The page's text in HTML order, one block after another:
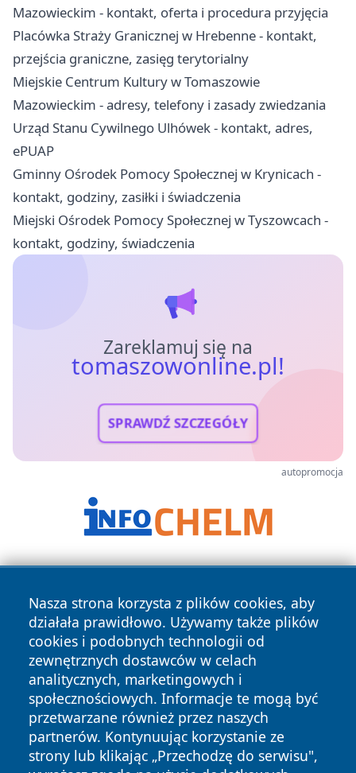
Mazowieckim - kontakt, oferta i procedura przyjęcia
Placówka Straży Granicznej w Hrebenne - kontakt,
przejścia graniczne, zasięg terytorialny
Miejskie Centrum Kultury w Tomaszowie
Mazowieckim - adresy, telefony i zasady zwiedzania
Urząd Stanu Cywilnego Ulhówek - kontakt, adres,
ePUAP
Gminny Ośrodek Pomocy Społecznej w Krynicach -
kontakt, godziny, zasiłki i świadczenia
Miejski Ośrodek Pomocy Społecznej w Tyszowcach -
kontakt, godziny, świadczenia
Zareklamuj się na
tomaszowonline.pl!
SPRAWDŹ SZCZEGÓŁY
autopromocja
Nasza strona korzysta z plików cookies, aby
działała prawidłowo. Używamy także plików
cookies i podobnych technologii od
zewnętrznych dostawców w celach
analitycznych, marketingowych i
społecznościowych. Informacje te mogą być
przetwarzane również przez naszych
partnerów. Kontynuując korzystanie ze
strony lub klikając „Przechodzę do serwisu",
Copyright © 2026 tomaszowonline.pl Wszystkie prawa
zastrzeżone.
News Autorzy
Polityka
Prywatności
Polityka
Cookies